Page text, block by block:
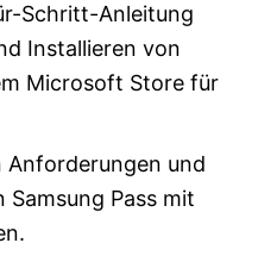
Schritt-Anleitung
Installieren von
Microsoft Store für
und
Pass mit